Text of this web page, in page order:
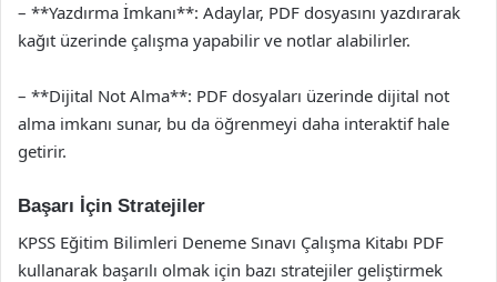
– **Yazdırma İmkanı**: Adaylar, PDF dosyasını yazdırarak
kağıt üzerinde çalışma yapabilir ve notlar alabilirler.
– **Dijital Not Alma**: PDF dosyaları üzerinde dijital not
alma imkanı sunar, bu da öğrenmeyi daha interaktif hale
getirir.
Başarı İçin Stratejiler
KPSS Eğitim Bilimleri Deneme Sınavı Çalışma Kitabı PDF
kullanarak başarılı olmak için bazı stratejiler geliştirmek